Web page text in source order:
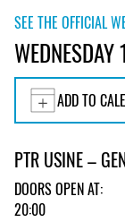
SEE THE OFFICIAL
ADD TO
PTR USINE –
DOORS OPEN AT:
20:00